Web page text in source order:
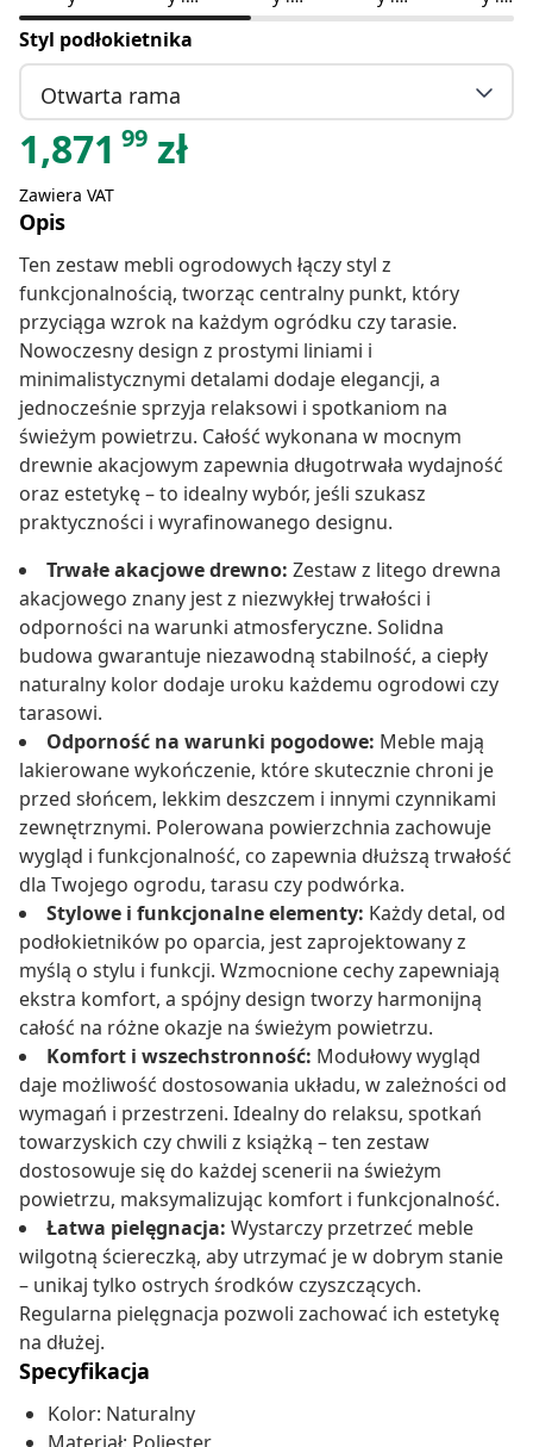
kremowy
jasnoszar
antracyto
beżowy
Styl podłokietnika
Otwarta rama
1,871 99 zł
Zawiera VAT
Opis
Ten zestaw mebli ogrodowych łączy styl z
funkcjonalnością, tworząc centralny punkt, który
przyciąga wzrok na każdym ogródku czy tarasie.
Nowoczesny design z prostymi liniami i
minimalistycznymi detalami dodaje elegancji, a
jednocześnie sprzyja relaksowi i spotkaniom na
świeżym powietrzu. Całość wykonana w mocnym
drewnie akacjowym zapewnia długotrwała wydajność
oraz estetykę – to idealny wybór, jeśli szukasz
praktyczności i wyrafinowanego designu.
Trwałe akacjowe drewno: Zestaw z litego drewna
akacjowego znany jest z niezwykłej trwałości i
odporności na warunki atmosferyczne. Solidna
budowa gwarantuje niezawodną stabilność, a ciepły
naturalny kolor dodaje uroku każdemu ogrodowi czy
tarasowi.
Odporność na warunki pogodowe: Meble mają
lakierowane wykończenie, które skutecznie chroni je
przed słońcem, lekkim deszczem i innymi czynnikami
zewnętrznymi. Polerowana powierzchnia zachowuje
wygląd i funkcjonalność, co zapewnia dłuższą trwałość
dla Twojego ogrodu, tarasu czy podwórka.
Stylowe i funkcjonalne elementy: Każdy detal, od
podłokietników po oparcia, jest zaprojektowany z
myślą o stylu i funkcji. Wzmocnione cechy zapewniają
ekstra komfort, a spójny design tworzy harmonijną
całość na różne okazje na świeżym powietrzu.
Komfort i wszechstronność: Modułowy wygląd
daje możliwość dostosowania układu, w zależności od
wymagań i przestrzeni. Idealny do relaksu, spotkań
towarzyskich czy chwili z książką – ten zestaw
dostosowuje się do każdej scenerii na świeżym
powietrzu, maksymalizując komfort i funkcjonalność.
Łatwa pielęgnacja: Wystarczy przetrzeć meble
wilgotną ściereczką, aby utrzymać je w dobrym stanie
– unikaj tylko ostrych środków czyszczących.
Regularna pielęgnacja pozwoli zachować ich estetykę
na dłużej.
Specyfikacja
Kolor: Naturalny